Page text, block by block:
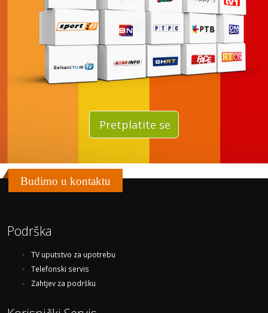
Pretplatite se
Budimo u kontaktu
Podrška
TV uputstvo za upotrebu
Telefonski servis
Zahtjev za podršku